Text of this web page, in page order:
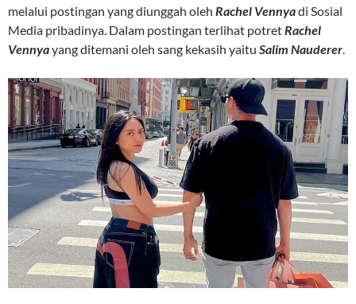
melalui postingan yang diunggah oleh Rachel Vennyadi Sosial
Media pribadinya. Dalam postingan terlihat potretRachel
Vennyayang ditemani oleh sang kekasih yaitu Salim Nauderer.